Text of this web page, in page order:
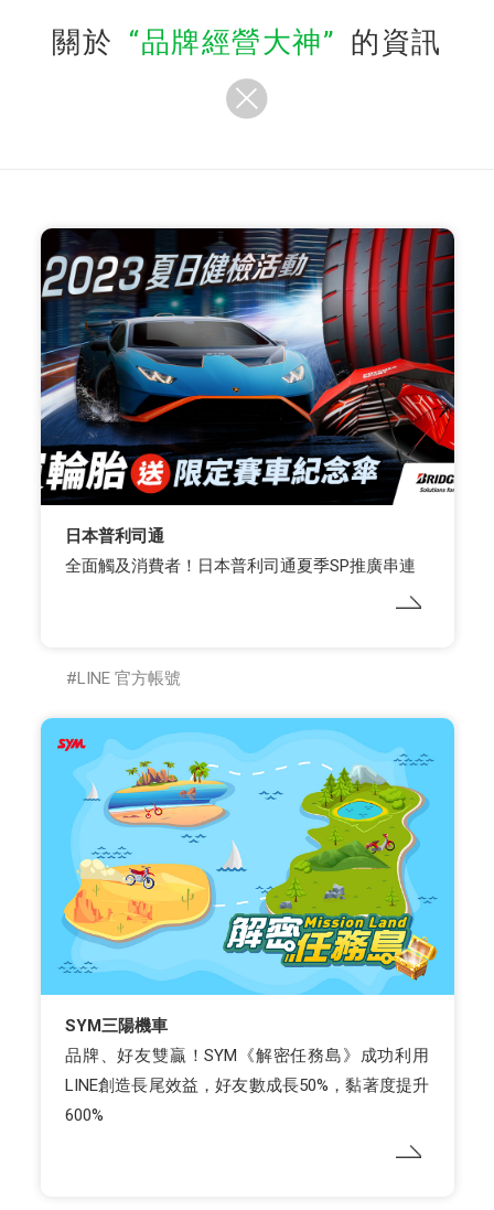
關於 品牌經營大神 的資訊
日本普利司通
全面觸及消費者！日本普利司通夏季SP推廣串連
LINE 官方帳號
SYM三陽機車
品牌、好友雙贏！SYM《解密任務島》成功利用
LINE創造長尾效益，好友數成長50%，黏著度提升
600%